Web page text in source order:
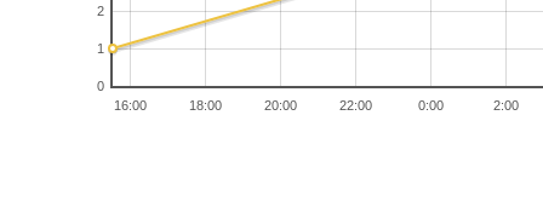
16:00 18:00 20:00 22:00 0:00 2:00
0
1
2